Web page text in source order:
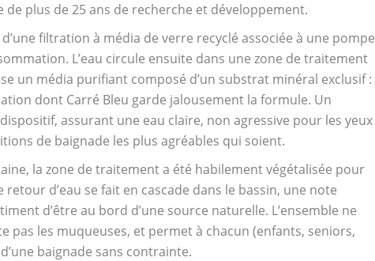
plus de 25 ans de recherche et développement.
filtration à média de verre recyclé associée à une pompe
L’eau circule ensuite dans une zone de traitement
un média purifiant composé d’un substrat minéral exclusif :
dont Carré Bleu garde jalousement la formule. Un
assurant une eau claire, non agressive pour les yeux
de baignade les plus agréables qui soient.
la zone de traitement a été habilement végétalisée pour
retour d’eau se fait en cascade dans le bassin, une note
d’être au bord d’une source naturelle. L’ensemble ne
pas les muqueuses, et permet à chacun (enfants, seniors,
baignade sans contrainte.